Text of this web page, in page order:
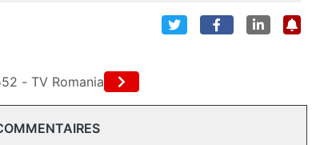
- TV Romania